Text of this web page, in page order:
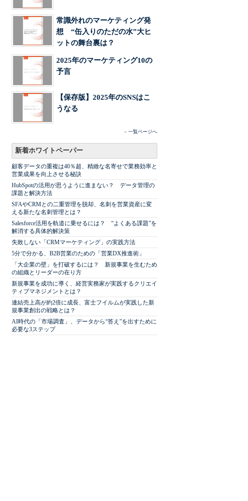
常識外れのマーケティング発
想 “缶入りのただの水”大ヒ
ットの舞台裏は？
2025年のマーケティング10の
予言
【保存版】2025年のSNSはこ
うなる
» 一覧ページへ
新着ホワイトペーパー
顧客データの重複は40％超、精緻な名寄せで業務効率と
営業成果を向上させる秘訣
HubSpotの活用が思うように進まない？ データ管理の
課題と解決方法
SFAやCRMとの二重管理を脱却、名刺を営業資産に変
える新たな名刺管理とは？
Salesforce活用を軌道に乗せるには？ “よくある課題”を
解消する具体的解決策
失敗しない「CRMマーケティング」の実践方法
5分で分かる、B2B営業のための「営業DX推進術」
「大企業の壁」を打破するには？ 新規事業を生むため
の組織とリーダーの在り方
新規事業を成功に導く、経営実務家が実践するクリエイ
ティブマネジメントとは？
連結売上高が約2倍に成長、富士フイルムが実践した新
規事業創出の戦略とは？
AI時代の「市場調査」、データから“答え”を出すために
必要な3ステップ